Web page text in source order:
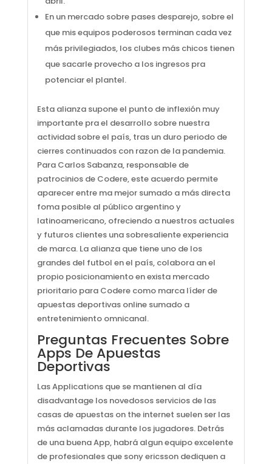
En un mercado sobre pases desparejo, sobre el
que mis equipos poderosos terminan cada vez
más privilegiados, los clubes más chicos tienen
que sacarle provecho a los ingresos pra
potenciar el plantel.
Esta alianza supone el punto de inflexión muy
importante pra el desarrollo sobre nuestra
actividad sobre el país, tras un duro periodo de
cierres continuados con razon de la pandemia.
Para Carlos Sabanza, responsable de
patrocinios de Codere, este acuerdo permite
aparecer entre ma mejor sumado a más directa
foma posible al público argentino y
latinoamericano, ofreciendo a nuestros actuales
y futuros clientes una sobresaliente experiencia
de marca. La alianza que tiene uno de los
grandes del futbol en el país, colabora an el
propio posicionamiento en exista mercado
prioritario para Codere como marca líder de
apuestas deportivas online sumado a
entretenimiento omnicanal.
Preguntas Frecuentes Sobre
Apps De Apuestas
Deportivas
Las Applications que se mantienen al día
disadvantage los novedosos servicios de las
casas de apuestas on the internet suelen ser las
más aclamadas durante los jugadores. Detrás
de una buena App, habrá algun equipo excelente
de profesionales que sony ericsson dediquen a